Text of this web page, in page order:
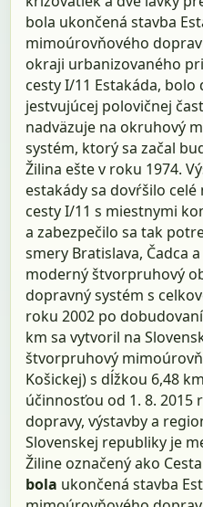
bola ukončená stavba
mimoúrovňového
okraji urbanizovaného
cesty I/11 Estakáda,
jestvujúcej polovičnej
nadväzuje na okruhový
systém, ktorý sa začal
Žilina ešte v roku 1974.
estakády sa dovŕšilo
cesty I/11 s miestnymi
a zabezpečilo sa tak
smery Bratislava, Čadca
moderný štvorpruhový
dopravný systém s
roku 2002 po
km sa vytvoril na
štvorpruhový
Košickej) s dĺžkou 6,48
účinnosťou od 1. 8.
dopravy, výstavby a
Slovenskej republiky je
Žiline označený ako
bola ukončená stavba